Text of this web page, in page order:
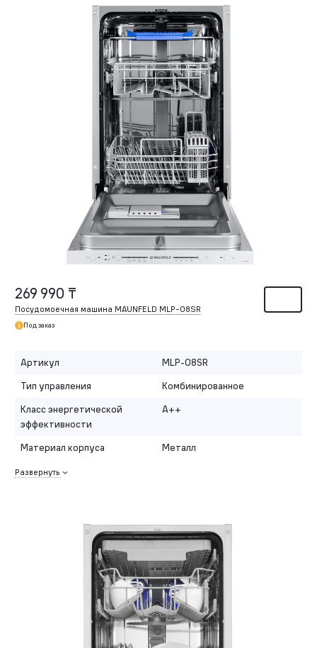
269 990 ₸
Посудомоечная машина MAUNFELD MLP-08SR
Под заказ
Артикул
MLP-08SR
Тип управления
Комбинированное
Класс энергетической
эффективности
A++
Материал корпуса Металл
Развернуть